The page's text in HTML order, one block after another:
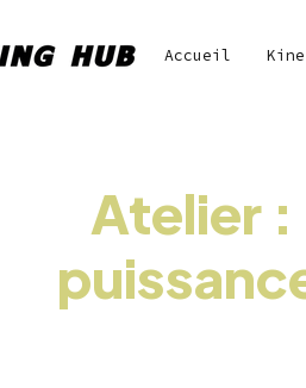
Accueil
Atelier :